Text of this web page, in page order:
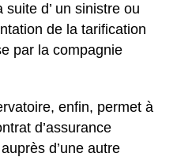
d’ un sinistre ou
de la tarification
par la compagnie
enfin, permet à
d’assurance
d’une autre